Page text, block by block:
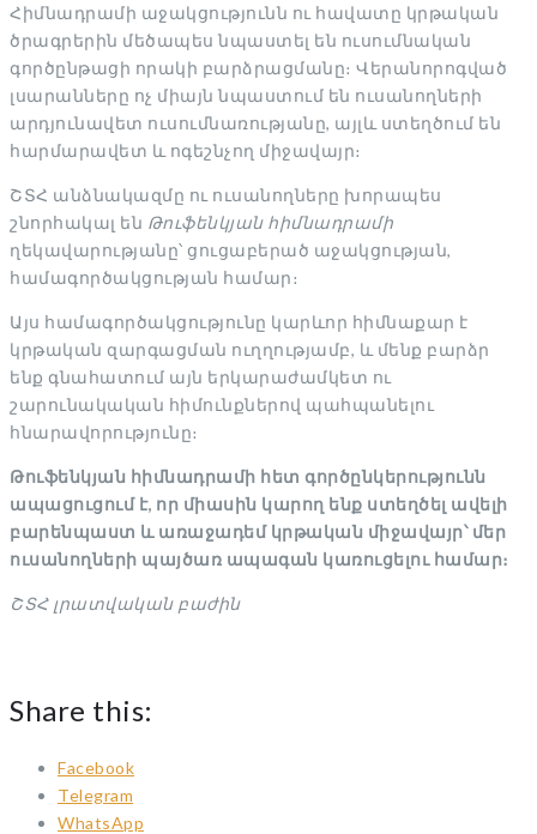
Հիմնադրամի աջակցությունն ու հավատը կրթական
ծրագրերին մեծապես նպաստել են ուսումնական
գործընթացի որակի բարձրացմանը։ Վերանորոգված
լսարանները ոչ միայն նպաստում են ուսանողների
արդյունավետ ուսումնառությանը, այլև ստեղծում են
հարմարավետ և ոգեշնչող միջավայր։
ՇՏՀ անձնակազմը ու ուսանողները խորապես
շնորհակալ են Թուֆենկյան հիմնադրամի
ղեկավարությանը՝ ցուցաբերած աջակցության,
համագործակցության համար։
Այս համագործակցությունը կարևոր հիմնաքար է
կրթական զարգացման ուղղությամբ, և մենք բարձր
ենք գնահատում այն երկարաժամկետ ու
շարունակական հիմունքներով պահպանելու
հնարավորությունը։
Թուֆենկյան հիմնադրամի հետ գործընկերությունն
ապացուցում է, որ միասին կարող ենք ստեղծել ավելի
բարենպաստ և առաջադեմ կրթական միջավայր՝ մեր
ուսանողների պայծառ ապագան կառուցելու համար։
ՇՏՀ լրատվական բաժին
Share this:
Facebook
Telegram
WhatsApp